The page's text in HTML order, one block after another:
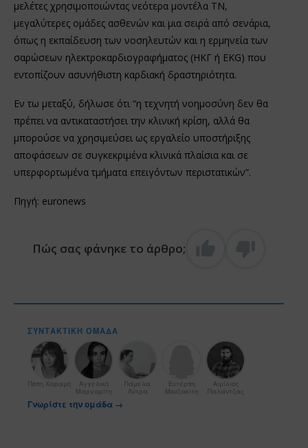
μελέτες χρησιμοποιώντας νεότερα μοντέλα ΤΝ,
μεγαλύτερες ομάδες ασθενών και μια σειρά από σενάρια,
όπως η εκπαίδευση των νοσηλευτών και η ερμηνεία των
σαρώσεων ηλεκτροκαρδιογραφήματος (ΗΚΓ ή EKG) που
εντοπίζουν ασυνήθιστη καρδιακή δραστηριότητα.
Εν τω μεταξύ, δήλωσε ότι “η τεχνητή νοημοσύνη δεν θα
πρέπει να αντικαταστήσει την κλινική κρίση, αλλά θα
μπορούσε να χρησιμεύσει ως εργαλείο υποστήριξης
αποφάσεων σε συγκεκριμένα κλινικά πλαίσια και σε
υπερφορτωμένα τμήματα επειγόντων περιστατικών”.
Πηγή: euronews
Πώς σας φάνηκε το άρθρο;
ΣΥΝΤΑΚΤΙΚΉ ΟΜΆΔΑ
Πόπη Χαραμή
Αγγελική
Μαργαρίτη
Πάμελα
Λύτρα
Ευτέρπη
Μουζακίτη
Αιμίλιος
Παλάντζας
Γνωρίστε την ομάδα →